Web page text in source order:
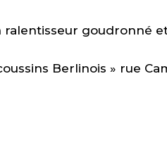
ralentisseur goudronné
Berlinois » rue